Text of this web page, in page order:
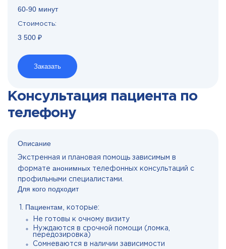
60-90 минут
Стоимость:
3 500 ₽
Заказать
Консультация пациента по
телефону
Описание
Экстренная и плановая помощь зависимым в
формате анонимных телефонных консультаций с
профильными специалистами.
Для кого подходит
Пациентам,
которые:
Не готовы к очному визиту
Нуждаются в срочной помощи (ломка,
передозировка)
Сомневаются в наличии зависимости